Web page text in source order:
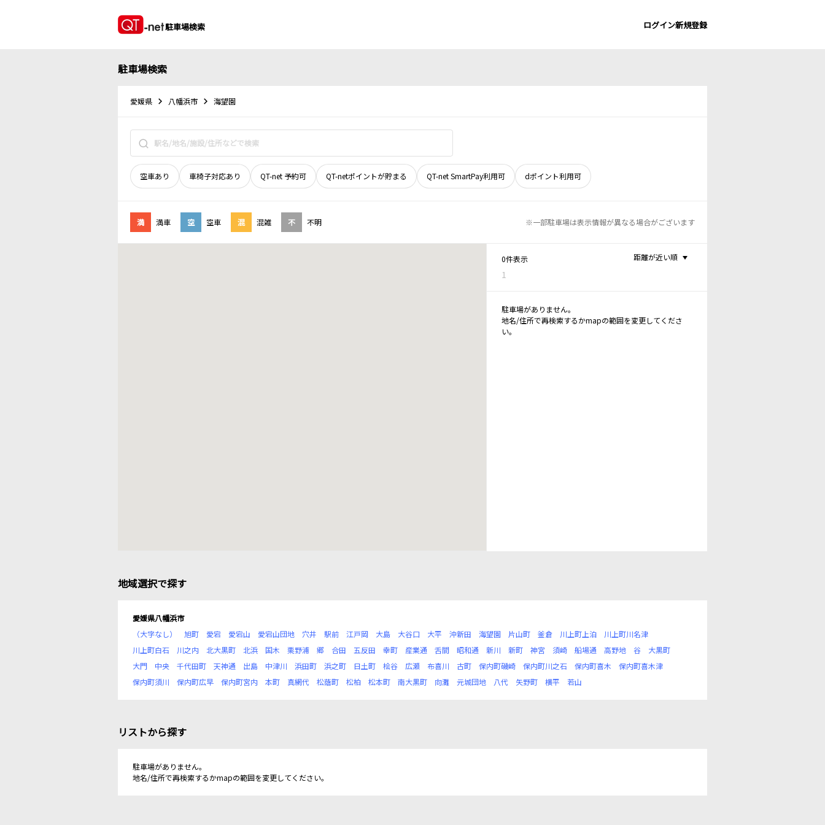
駐車場検索 ログイン新規登録
駐車場検索
愛媛県 八幡浜市 海望園
空車あり 車椅子対応あり QT-net 予約可 QT-netポイントが貯まる QT-net SmartPay利用可 dポイント利用可
満 満車 空 空車 混 混雑 不 不明 ※一部駐車場は表示情報が異なる場合がございます
0件表示
1
距離が近い順
駐車場がありません。
地名/住所で再検索するかmapの範囲を変更してくださ
い。
地域選択で探す
愛媛県八幡浜市
（大字なし）
旭町 愛宕 愛宕山 愛宕山団地 穴井 駅前 江戸岡 大島 大谷口 大平 沖新田 海望園 片山町 釜倉 川上町上泊
川上町川名津
川上町白石
川之内 北大黒町 北浜 国木 栗野浦 郷 合田 五反田 幸町 産業通 舌間 昭和通 新川 新町 神宮 須崎 船場通 高野地 谷
大黒町
大門
中央 千代田町 天神通 出島 中津川 浜田町 浜之町 日土町 桧谷 広瀬 布喜川 古町 保内町磯崎 保内町川之石 保内町喜木
保内町喜木津
保内町須川
保内町広早 保内町宮内 本町 真網代 松蔭町 松柏 松本町 南大黒町 向灘 元城団地 八代 矢野町 横平 若山
リストから探す
駐車場がありません。
地名/住所で再検索するかmapの範囲を変更してください。